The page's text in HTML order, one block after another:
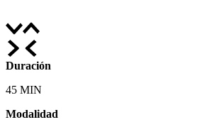
Duración
45 MIN
Modalidad